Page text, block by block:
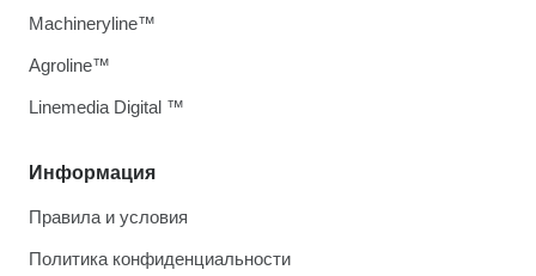
Информация
Правила и условия
Политика конфиденциальности
Machineryline™
Agroline™
Linemedia Digital ™